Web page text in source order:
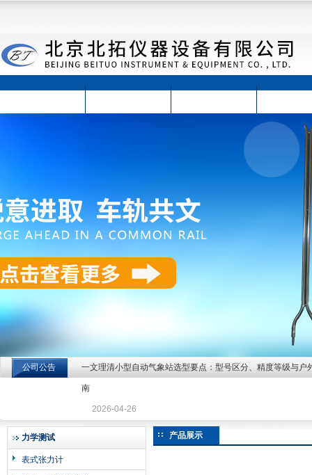
北京北拓仪器设备有限公司
公司公告 一文理清小型自动气象站选型要点：型号区分、精度等级与户
南
2026-04-26
力学测试
表式张力计
产品展示